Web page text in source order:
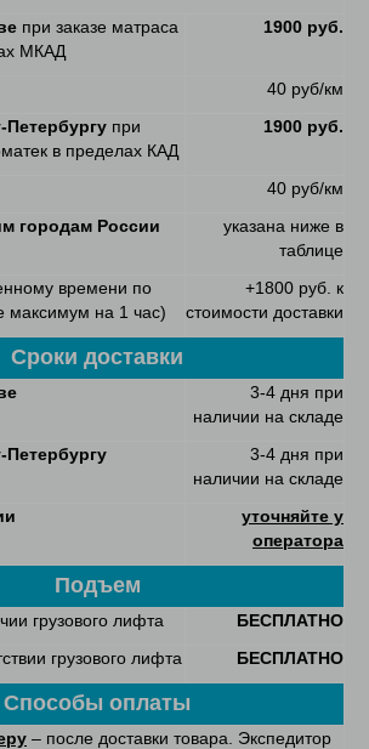
при заказе матраса
МКАД
1900 руб.
40 руб/км
Петербургу при
в пределах КАД
1900 руб.
40 руб/км
городам России
указана ниже в
таблице
времени по
максимум на 1 час)
+1800 руб. к
стоимости доставки
Сроки доставки
3-4 дня при
наличии на складе
Петербургу
3-4 дня при
наличии на складе
уточняйте у
оператора
Подъем
грузового лифта
БЕСПЛАТНО
грузового лифта
БЕСПЛАТНО
Способы оплаты
– после доставки товара. Экспедитор